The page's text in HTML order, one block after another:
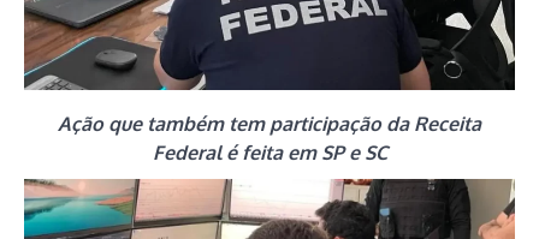
Ação que também tem participação da Receita
Federal é feita em SP e SC